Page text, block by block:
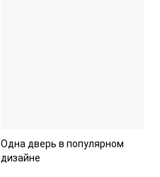
Одна дверь в популярном
дизайне